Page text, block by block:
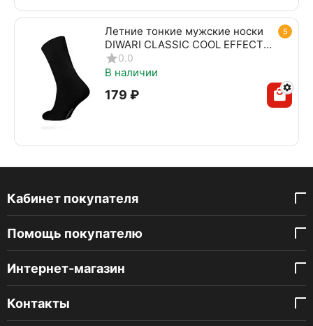
5
Летние тонкие мужские носки
DIWARI CLASSIC COOL EFFECT
010 черный
0.0
В наличии
‍179‍ ₽
Кабинет покупателя
Помощь покупателю
Интернет-магазин
Контакты